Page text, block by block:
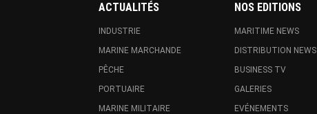
ACTUALITÉS
INDUSTRIE
MARINE MARCHANDE
PÊCHE
PORTUAIRE
MARINE MILITAIRE
NOS EDITIONS
MARITIME NEWS
DISTRIBUTION NEWS
BUSINESS TV
GALERIES
EVÉNEMENTS